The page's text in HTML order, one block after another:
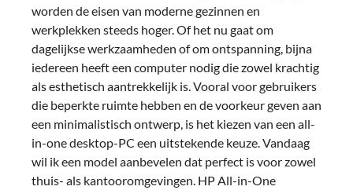
worden de eisen van moderne gezinnen en
werkplekken steeds hoger. Of het nu gaat om
dagelijkse werkzaamheden of om ontspanning, bijna
iedereen heeft een computer nodig die zowel krachtig
als esthetisch aantrekkelijk is. Vooral voor gebruikers
die beperkte ruimte hebben en de voorkeur geven aan
een minimalistisch ontwerp, is het kiezen van een all-
in-one desktop-PC een uitstekende keuze. Vandaag
wil ik een model aanbevelen dat perfect is voor zowel
thuis- als kantooromgevingen. HP All-in-One